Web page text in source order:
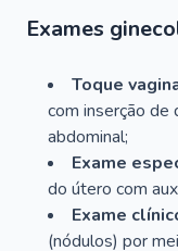
Exames
Toque
com inserção de
abdominal;
Exame
do útero com
Exame
(nódulos) por